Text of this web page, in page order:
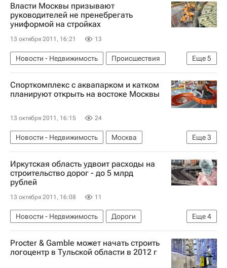
Россия
Власти Москвы призывают
руководителей не пренебрегать
униформой на стройках
13 октября 2011, 16:21 13
Еще5
Новости - Недвижимость
Происшествия
Москва
Строители
Департамент строительства
Спорткомплекс с аквапарком и катком
планируют открыть на востоке Москвы
13 октября 2011, 16:15 24
Еще3
Новости - Недвижимость
Москва
Социальная инфраструктура
Инфраструктура
Россия
Иркутская область удвоит расходы на
строительство дорог - до 5 млрд
рублей
13 октября 2011, 16:08 11
Еще4
Новости - Недвижимость
Дороги
Иркутская область
Строительство
Инфраструктура
Россия
Procter & Gamble может начать строить
логоцентр в Тульской области в 2012 г